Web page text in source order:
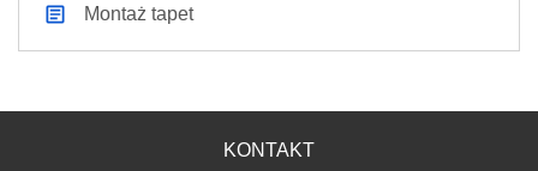
Montaż tapet
KONTAKT